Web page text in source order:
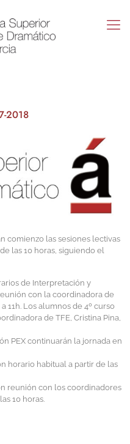
2018
comienzo las sesiones lectivas
las 10 horas, siguiendo el
de Interpretación y
con la coordinadora de
11h. Los alumnos de 4º curso
de TFE, Cristina Pina,
PEX continuarán la jornada en
horario habitual a partir de las
reunión con los coordinadores
10 horas.